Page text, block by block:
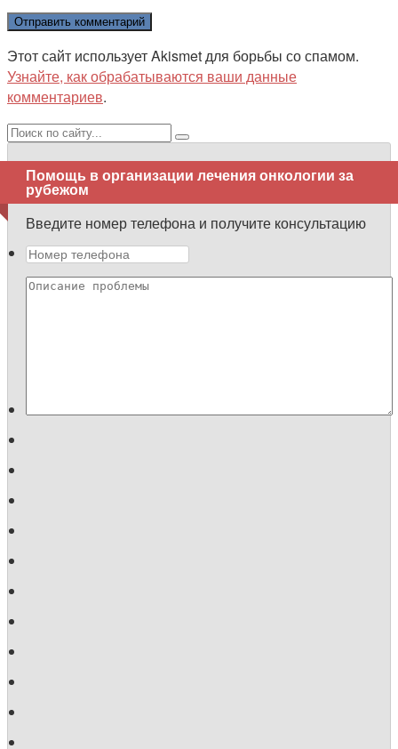
Этот сайт использует Akismet для борьбы со спамом.
Узнайте, как обрабатываются ваши данные
комментариев.
Поиск:
Помощь в организации лечения онкологии за
рубежом
Введите номер телефона и получите консультацию